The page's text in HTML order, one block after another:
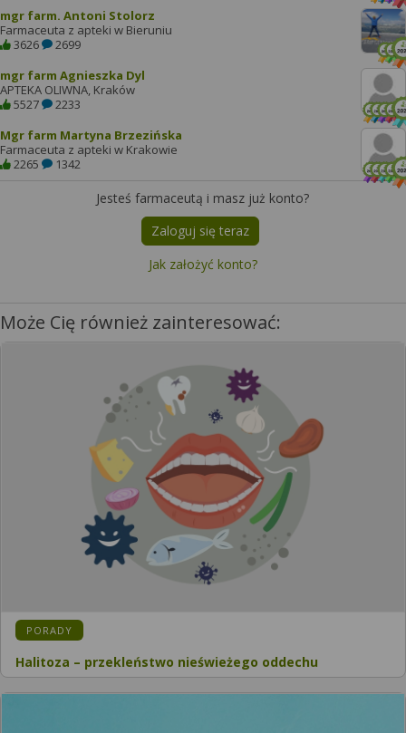
mgr farm. Antoni Stolorz
Farmaceuta z apteki w Bieruniu
3626
2699
mgr farm Agnieszka Dyl
APTEKA OLIWNA, Kraków
5527
2233
Mgr farm Martyna Brzezińska
Farmaceuta z apteki w Krakowie
2265
1342
Jesteś farmaceutą i masz już konto?
Zaloguj się teraz
Jak założyć konto?
Może Cię również zainteresować:
PORADY
Halitoza – przekleństwo nieświeżego oddechu